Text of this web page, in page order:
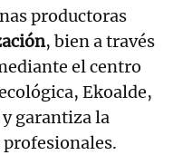
productoras
, bien a través
el centro
Ekoalde,
garantiza la